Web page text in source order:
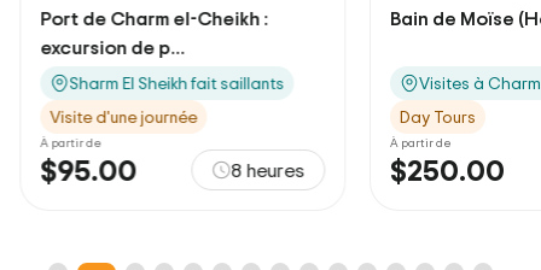
de Charm el-Cheikh :
de p...
Sharm El Sheikh fait saillants
d'une journée
8 heures
Bain de Moïse
Visites à Charm el-
Day Tours
À partir de
$250.00